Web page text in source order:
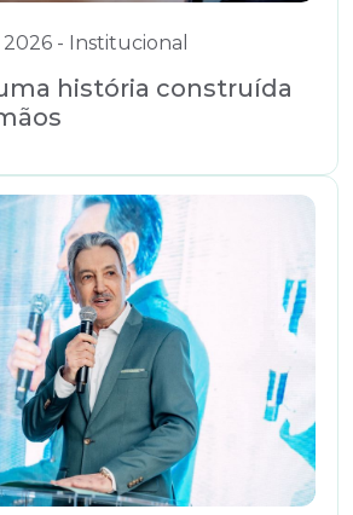
- Institucional
história construída